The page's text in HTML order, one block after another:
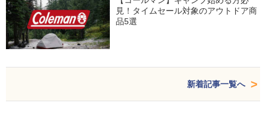
見！タイムセール対象のアウトドア商
品5選
新着記事一覧へ